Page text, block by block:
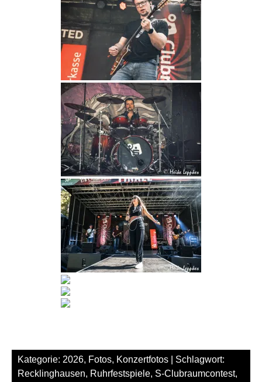
Kategorie: 2026, Fotos, Konzertfotos | Schlagwort:
Recklinghausen, Ruhrfestspiele, S-Clubraumcontest,